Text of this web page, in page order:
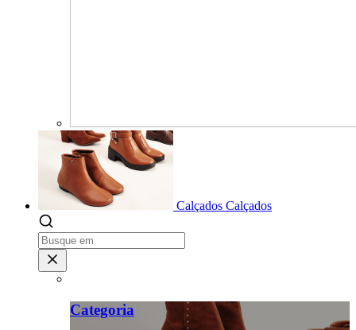
Calçados Calçados
Categoria